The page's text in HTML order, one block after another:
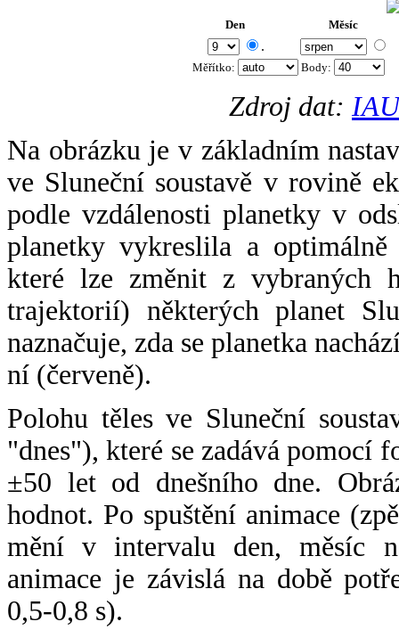
Den Měsíc
.
Měřítko: Body:
Zdroj dat:
Na obrázku je v základním
ve Sluneční soustavě v rovině
podle vzdálenosti planetky v
planetky vykreslila a
které lze změnit z vybraných
trajektorií) některých planet
naznačuje, zda se planetka
ní (červeně).
Polohu těles ve Sluneční
"dnes"), které se zadává pomocí
±50 let od dnešního dne.
hodnot. Po spuštění animace
mění v intervalu den, měsíc
animace je závislá na době
0,5-0,8 s).